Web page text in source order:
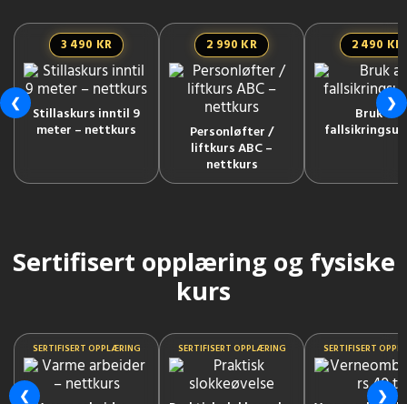
❮
3 490 KR
Stillaskurs inntil 9
meter – nettkurs
2 990 KR
Personløfter /
liftkurs ABC –
nettkurs
2 490 KR
Bruk av
❯
Sertifisert opplæring og fysiske
kurs
❮
SERTIFISERT OPPLÆRING SERTIFISERT OPPLÆRING SERTIFISERT
❯